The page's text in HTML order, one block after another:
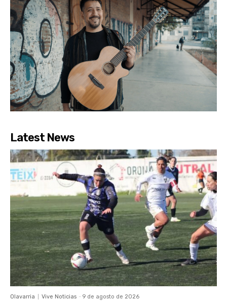
Latest News
Olavarria Vive Noticias - 9 de agosto de 2026